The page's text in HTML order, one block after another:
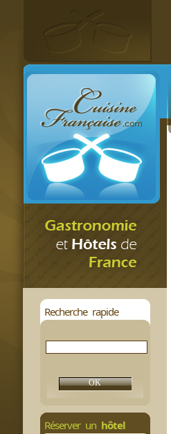
Recherche rapide
Réserver un hôtel